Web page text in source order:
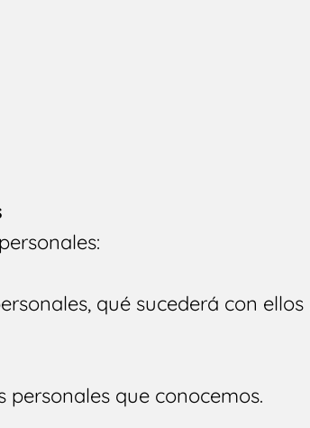
qué sucederá con
personales que conocemos.